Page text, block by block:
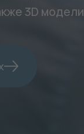
3D модели